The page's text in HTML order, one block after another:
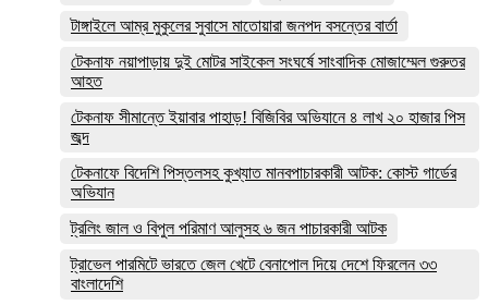
টাঙ্গাইলে আম্র মুকুলের সুবাসে মাতোয়ারা জনপদ বসন্তের বার্তা
টেকনাফ নয়াপাড়ায় দুই মোটর সাইকেল সংঘর্ষে সাংবাদিক মোজাম্মেল গুরুতর
আহত
টেকনাফ সীমান্তে ইয়াবার পাহাড়! বিজিবির অভিযানে ৪ লাখ ২০ হাজার পিস
জব্দ
টেকনাফে বিদেশি পিস্তলসহ কুখ্যাত মানবপাচারকারী আটক: কোস্ট গার্ডের
অভিযান
ট্রলিং জাল ও বিপুল পরিমাণ আলুসহ ৬ জন পাচারকারী আটক
ট্রাভেল পারমিটে ভারতে জেল খেটে বেনাপোল দিয়ে দেশে ফিরলেন ৩৩
বাংলাদেশি